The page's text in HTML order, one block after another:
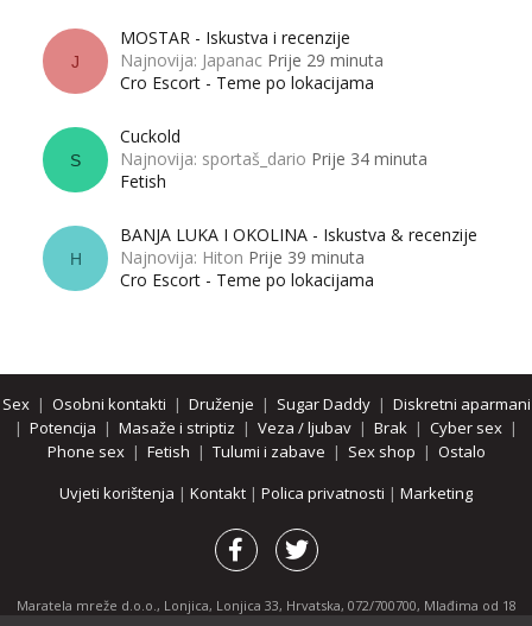
J
MOSTAR - Iskustva i recenzije
Najnovija: Japanac Prije 29 minuta
Cro Escort - Teme po lokacijama
S
Cuckold
Najnovija: sportaš_dario Prije 34 minuta
Fetish
H
BANJA LUKA I OKOLINA - Iskustva & recenzije
Najnovija: Hiton Prije 39 minuta
Cro Escort - Teme po lokacijama
Sex| Osobni kontakti | Druženje | Sugar Daddy| Diskretni aparmani
| Potencija | Masaže i striptiz | Veza / ljubav | Brak | Cyber sex |
Phone sex| Fetish | Tulumi i zabave | Sex shop | Ostalo
Uvjeti korištenja | Kontakt | Polica privatnosti | Marketing
Maratela mreže d.o.o., Lonjica, Lonjica 33, Hrvatska, 072/700700, Mlađima od 18